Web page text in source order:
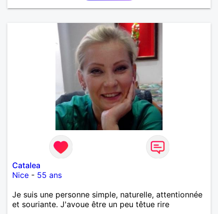
Catalea
Nice - 55 ans
Je suis une personne simple, naturelle, attentionnée
et souriante. J'avoue être un peu têtue rire